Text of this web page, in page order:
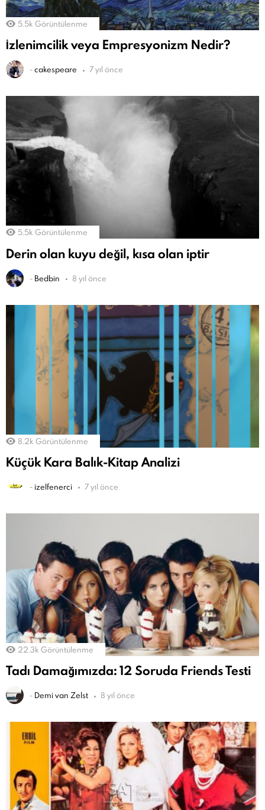
5.5k Görüntülenme
İzlenimcilik veya Empresyonizm Nedir?
-cakespeare 7 yıl önce
5.5k Görüntülenme
Derin olan kuyu değil, kısa olan iptir
- Bedbin 8 yıl önce
8.2k Görüntülenme
Küçük Kara Balık-Kitap Analizi
- izelfenerci 7 yıl önce
22.3k Görüntülenme
Tadı Damağımızda: 12 Soruda Friends Testi
- Demi van Zelst 8 yıl önce